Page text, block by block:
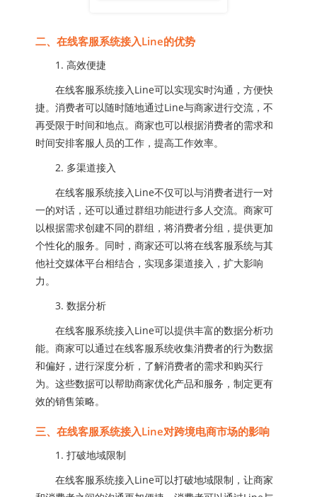
二、在线客服系统接入Line的优势
1. 高效便捷
在线客服系统接入Line可以实现实时沟通，方便快
捷。消费者可以随时随地通过Line与商家进行交流，不
再受限于时间和地点。商家也可以根据消费者的需求和
时间安排客服人员的工作，提高工作效率。
2. 多渠道接入
在线客服系统接入Line不仅可以与消费者进行一对
一的对话，还可以通过群组功能进行多人交流。商家可
以根据需求创建不同的群组，将消费者分组，提供更加
个性化的服务。同时，商家还可以将在线客服系统与其
他社交媒体平台相结合，实现多渠道接入，扩大影响
力。
3. 数据分析
在线客服系统接入Line可以提供丰富的数据分析功
能。商家可以通过在线客服系统收集消费者的行为数据
和偏好，进行深度分析，了解消费者的需求和购买行
为。这些数据可以帮助商家优化产品和服务，制定更有
效的销售策略。
三、在线客服系统接入Line对跨境电商市场的影响
1. 打破地域限制
在线客服系统接入Line可以打破地域限制，让商家